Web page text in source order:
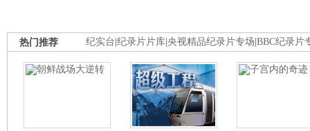
纪实台 纪录片片库 央视精品纪录片专场 BBC纪录片
热门推荐